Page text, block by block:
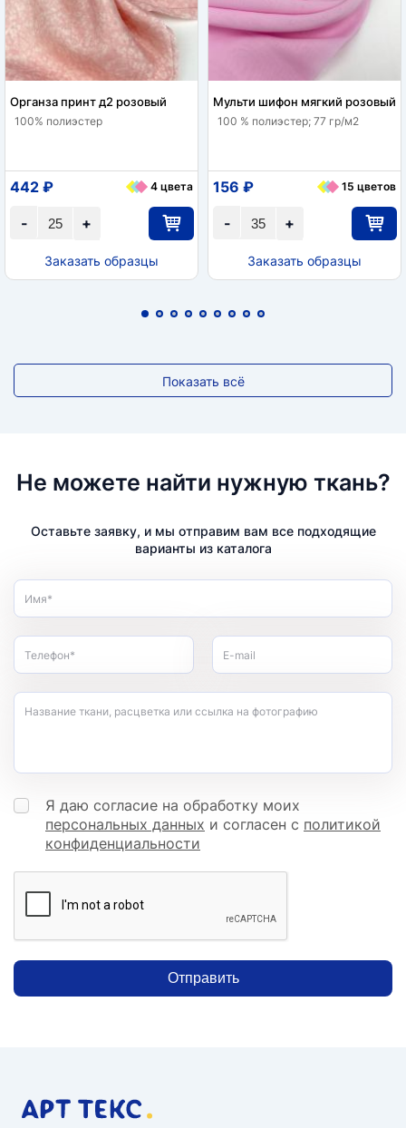
Органза принт д2 розовый
100% полиэстер
+
-
442 ₽ 4 цвета
Заказать образцы
Мульти шифон мягкий розовый
100 % полиэстер; 77 гр/м2
+
-
156 ₽ 15 цветов
Заказать образцы
Показать всё
Не можете найти нужную ткань?
Оставьте заявку, и мы отправим вам все подходящие
варианты из каталога
Имя*
Телефон* E-mail
Название ткани, расцветка или ссылка на фотографию
Я даю согласие на обработку моих
персональных данных и согласен с политикой
конфиденциальности
Отправить